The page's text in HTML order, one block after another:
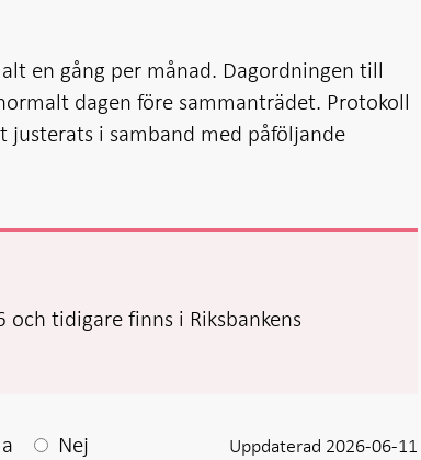
en gång per månad. Dagordningen till
dagen före sammanträdet. Protokoll
i samband med påföljande
tidigare finns i Riksbankens
ditt svar visas en kommentarsruta
Nej Uppdaterad 2026-06-11